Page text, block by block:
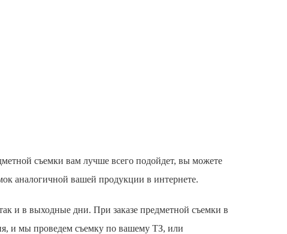
съемки вам лучше всего подойдет, вы можете
аналогичной вашей продукции в интернете.
и в выходные дни. При заказе предметной съемки в
и мы проведем съемку по вашему ТЗ, или